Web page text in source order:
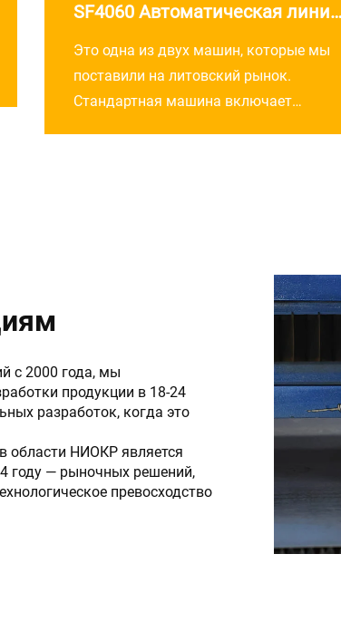
SF4060 Автоматическая линия
деревянных паллет
Это одна из двух машин, которые мы
поставили на литовский рынок.
Стандартная машина включает
с 2000 года, мы
продукции в 18-24
разработок, когда это
области НИОКР является
году — рыночных решений,
превосходство